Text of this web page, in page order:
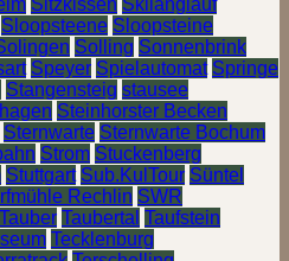
Sloopsteene Sloopsteine
Solling Sonnenbrink
Speyer Spielautomat Springe
Stangensteig stausee
Steinhorster Becken
Sternwarte Sternwarte Bochum
Strom Stuckenberg
Stuttgart Sub.KulTour Süntel
Rechlin SWR
Tauber Taubertal Taufstein
Tecklenburg